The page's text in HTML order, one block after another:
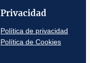
Privacidad
Política de privacidad
Política de Cookies